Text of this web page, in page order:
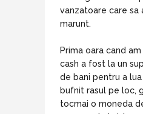
vanzatoare care sa
marunt.
Prima oara cand
cash a fost la un
de bani pentru a
bufnit rasul pe loc,
tocmai o moneda